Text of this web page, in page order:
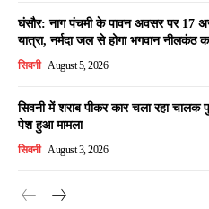
घंसौर: नाग पंचमी के पावन अवसर पर 17
यात्रा, नर्मदा जल से होगा भगवान नीलकंठ
सिवनी August 5, 2026
सिवनी में शराब पीकर कार चला रहा
पेश हुआ मामला
सिवनी August 3, 2026